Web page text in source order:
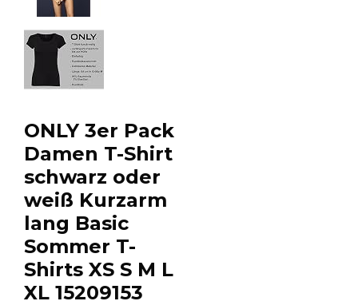
ONLY 3er Pack
Damen T-Shirt
schwarz oder
weiß Kurzarm
lang Basic
Sommer T-
Shirts XS S M L
XL 15209153